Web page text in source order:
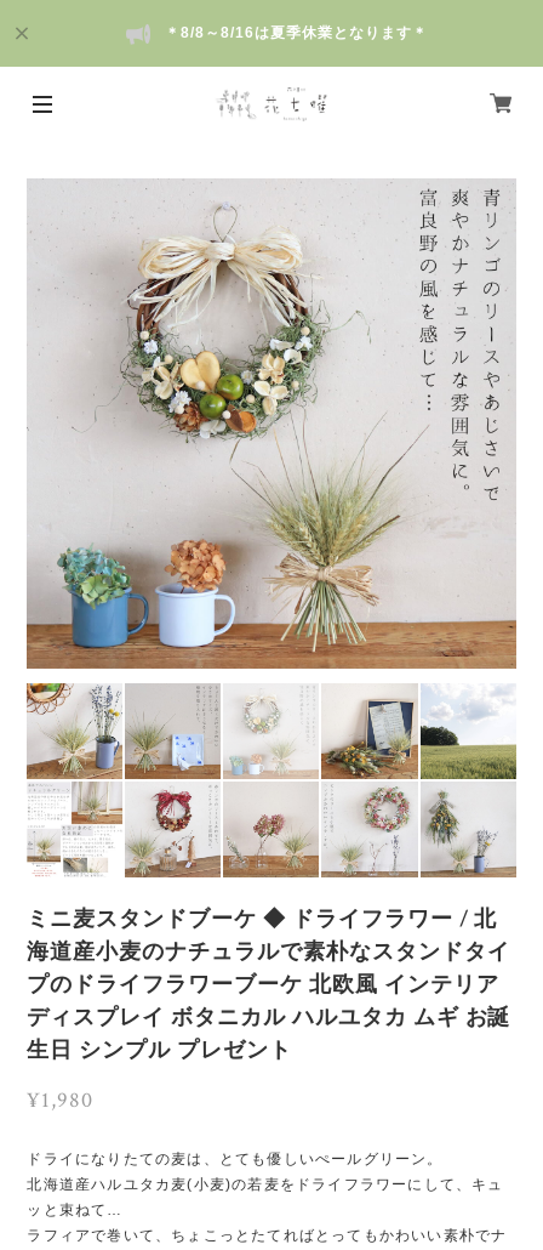
＊8/8～8/16は夏季休業となります＊
ミニ麦スタンドブーケ ◆ ドライフラワー / 北
海道産小麦のナチュラルで素朴なスタンドタイ
プのドライフラワーブーケ 北欧風 インテリア
ディスプレイ ボタニカル ハルユタカ ムギ お誕
生日 シンプル プレゼント
¥1,980
ドライになりたての麦は、とても優しいぺールグリーン。
北海道産ハルユタカ麦(小麦)の若麦をドライフラワーにして、キュ
ッと束ねて…
ラフィアで巻いて、ちょこっとたてればとってもかわいい素朴でナ